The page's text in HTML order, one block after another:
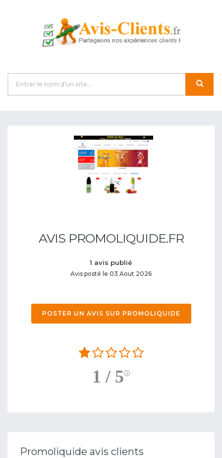
AVIS PROMOLIQUIDE.FR
1 avis publié
Avis posté le 03 Aout 2026
POSTER UN AVIS SUR PROMOLIQUIDE
1 / 5
Promoliquide avis clients